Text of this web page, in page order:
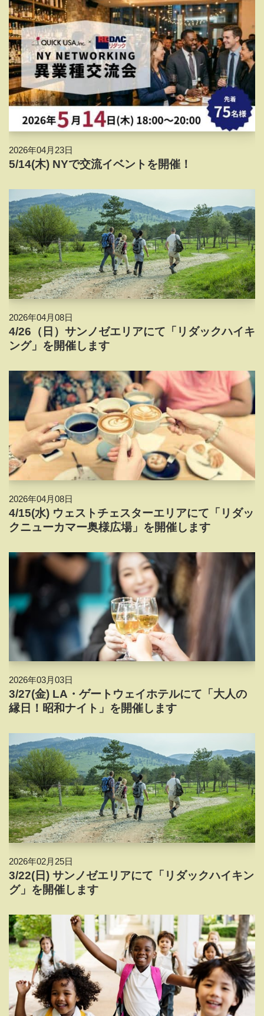
2026年04月23日
5/14(木) NYで交流イベントを開催！
2026年04月08日
4/26（日）サンノゼエリアにて「リダックハイキ
ング」を開催します
2026年04月08日
4/15(水) ウェストチェスターエリアにて「リダッ
クニューカマー奥様広場」を開催します
2026年03月03日
3/27(金) LA・ゲートウェイホテルにて「大人の
縁日！昭和ナイト」を開催します
2026年02月25日
3/22(日) サンノゼエリアにて「リダックハイキン
グ」を開催します